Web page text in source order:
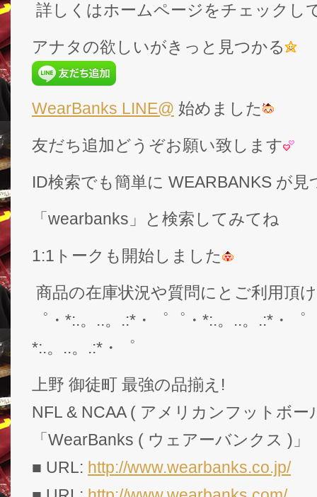
詳しくはホームページをチェックし
アナタの欲しいがきっと見つかる
WearBanks LINE@ 始めました
友だち追加どうぞお願い致します
ID検索でも簡単に WEARBANKS が
「wearbanks」と検索してみてね
1:1トークも開始しました
商品の在庫状況や質問にとご利用頂
゜・*:.。..。.:*・゜゜・*:.。..。.:*・
*:.。..。.:*・゜
上野 御徒町 最強の品揃え!
NFL & NCAA ( アメリカンフットボー
「WearBanks ( ウェアーバンクス )」
■ URL: http://www.wearbanks.co.jp/